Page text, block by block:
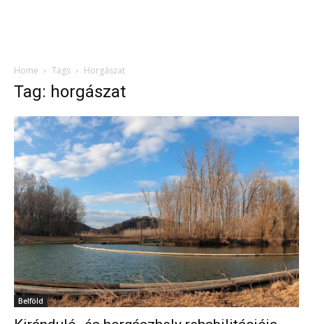
Home Tags Horgászat
Tag: horgászat
Belföld